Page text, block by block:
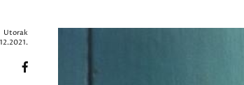
Utorak